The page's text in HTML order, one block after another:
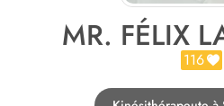
MR. FÉLIX
116